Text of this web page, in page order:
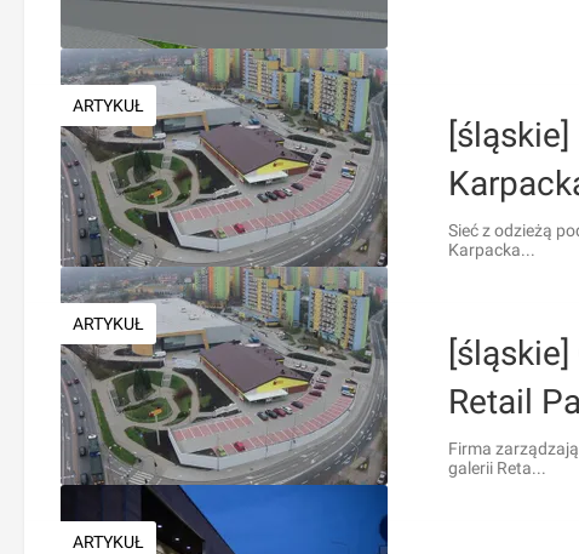
ARTYKUŁ
Sieć z odzieżą
Karpacka...
ARTYKUŁ
Retail
Firma
galerii Reta...
ARTYKUŁ